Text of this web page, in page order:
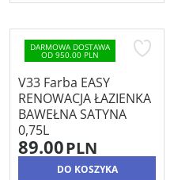
DARMOWA DOSTAWA
OD 950.00 PLN
V33 Farba EASY
RENOWACJA ŁAZIENKA
BAWEŁNA SATYNA
0,75L
89.00PLN
DO KOSZYKA